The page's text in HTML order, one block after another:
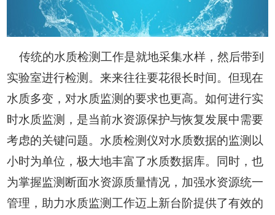
传统的水质检测工作是就地采集水样，然后带到
实验室进行检测。来来往往要花很长时间。但现在
水质多变，对水质监测的要求也更高。如何进行实
时水质监测，是当前水资源保护与恢复发展中需要
考虑的关键问题。水质检测仪对水质数据的监测以
小时为单位，极大地丰富了水质数据库。同时，也
为掌握监测断面水资源质量情况，加强水资源统一
管理，助力水质监测工作迈上新台阶提供了有效的